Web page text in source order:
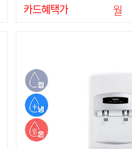
카드혜택가 월